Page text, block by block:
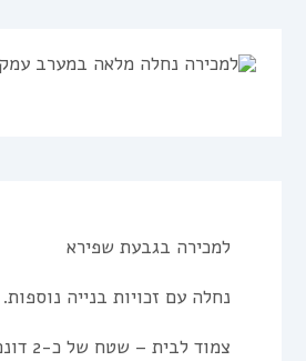
למכירה בגבעת שפירא
נחלה עם זכויות בנייה נוספות.
צמוד לבית – שטח של כ-2 דונם על החלקה.